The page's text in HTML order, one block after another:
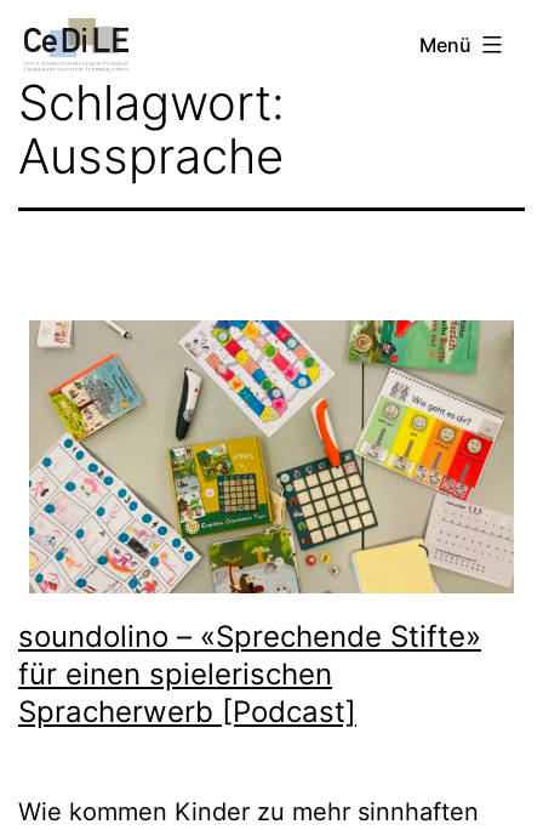
Inhalt
springen
CeDiLE Menü
Schlagwort:
Aussprache
soundolino – «Sprechende Stifte»
für einen spielerischen
Spracherwerb [Podcast]
Wie kommen Kinder zu mehr sinnhaften